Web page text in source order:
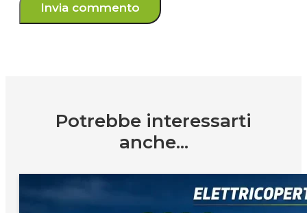
Potrebbe interessarti
anche...